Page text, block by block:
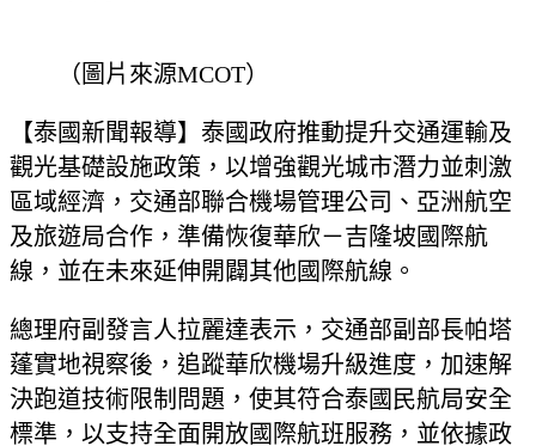
（圖片來源MCOT）
【泰國新聞報導】泰國政府推動提升交通運輸及
觀光基礎設施政策，以增強觀光城市潛力並刺激
區域經濟，交通部聯合機場管理公司、亞洲航空
及旅遊局合作，準備恢復華欣－吉隆坡國際航
線，並在未來延伸開闢其他國際航線。
總理府副發言人拉麗達表示，交通部副部長帕塔
蓬實地視察後，追蹤華欣機場升級進度，加速解
決跑道技術限制問題，使其符合泰國民航局安全
標準，以支持全面開放國際航班服務，並依據政